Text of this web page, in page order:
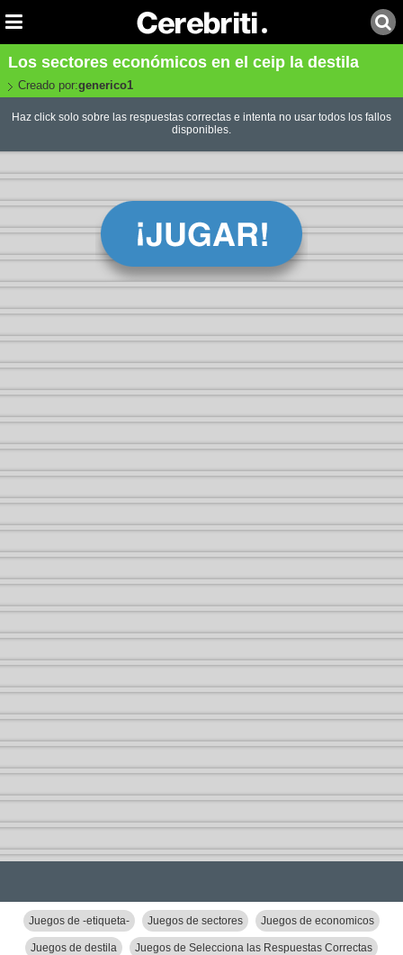
Los sectores económicos en el ceip la destila
Creado por:generico1
Haz click solo sobre las respuestas correctas e intenta no usar todos los fallos
disponibles.
Juegos de -etiqueta- Juegos de sectores Juegos de economicos
Juegos de destila Juegos de Selecciona las Respuestas Correctas